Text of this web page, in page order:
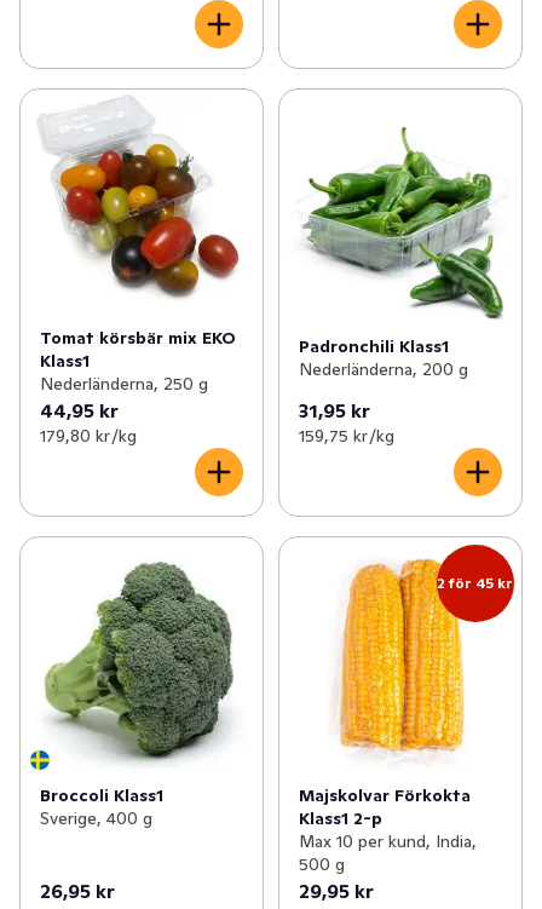
Tomat körsbär mix EKO
Klass1
Nederländerna, 250 g
44,95 kr
179,80 kr /kg
Padronchili Klass1
Nederländerna, 200 g
31,95 kr
159,75 kr /kg
Broccoli Klass1
Sverige, 400 g
26,95 kr
2 för 45 kr
Majskolvar Förkokta
Klass1 2-p
Max 10 per kund, India,
500 g
29,95 kr